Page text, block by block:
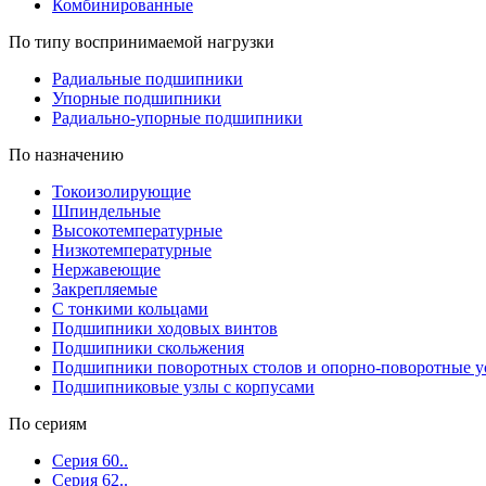
Комбинированные
По типу воспринимаемой нагрузки
Радиальные подшипники
Упорные подшипники
Радиально-упорные подшипники
По назначению
Токоизолирующие
Шпиндельные
Высокотемпературные
Низкотемпературные
Нержавеющие
Закрепляемые
С тонкими кольцами
Подшипники ходовых винтов
Подшипники скольжения
Подшипники поворотных столов и опорно-поворотные
Подшипниковые узлы с корпусами
По сериям
Серия 60..
Серия 62..